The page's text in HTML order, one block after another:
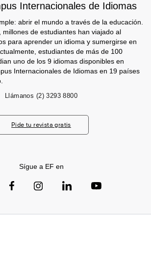
Internacionales de Idiomas
abrir el mundo a través de la educación.
millones de estudiantes han viajado al
para aprender un idioma y sumergirse en
estudiantes de más de 100
uno de los 9 idiomas disponibles en
Internacionales de Idiomas en 19 países
Llámanos (2) 3293 8800
Pide tu revista gratis
Sígue a EF en